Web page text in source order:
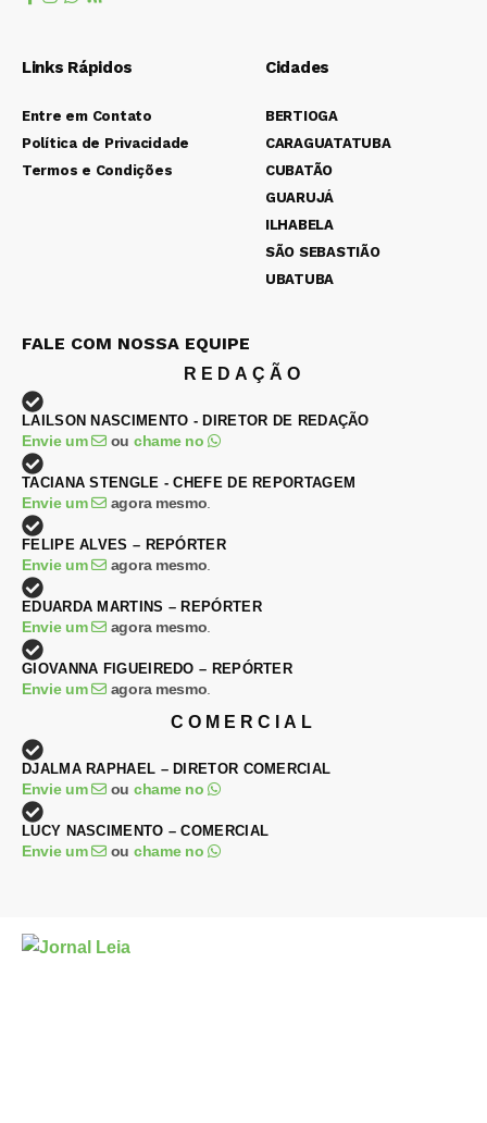
Links Rápidos
Entre em Contato
Política de Privacidade
Termos e Condições
Cidades
BERTIOGA
CARAGUATATUBA
CUBATÃO
GUARUJÁ
ILHABELA
SÃO SEBASTIÃO
UBATUBA
FALE COM NOSSA EQUIPE
REDAÇÃO
LAILSON NASCIMENTO - DIRETOR DE REDAÇÃO
Envie um ou chame no
TACIANA STENGLE - CHEFE DE REPORTAGEM
Envie um agora mesmo
FELIPE ALVES – REPÓRTER
Envie um agora mesmo
EDUARDA MARTINS – REPÓRTER
Envie um agora mesmo
GIOVANNA FIGUEIREDO – REPÓRTER
Envie um agora mesmo
COMERCIAL
DJALMA RAPHAEL – DIRETOR COMERCIAL
Envie um ou chame no
LUCY NASCIMENTO – COMERCIAL
Envie um ou chame no